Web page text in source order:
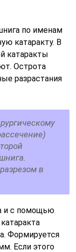
по именам
катаракту. В
катаракты
Острота
разрастания
в
и с помощью
Формируется
Если этого